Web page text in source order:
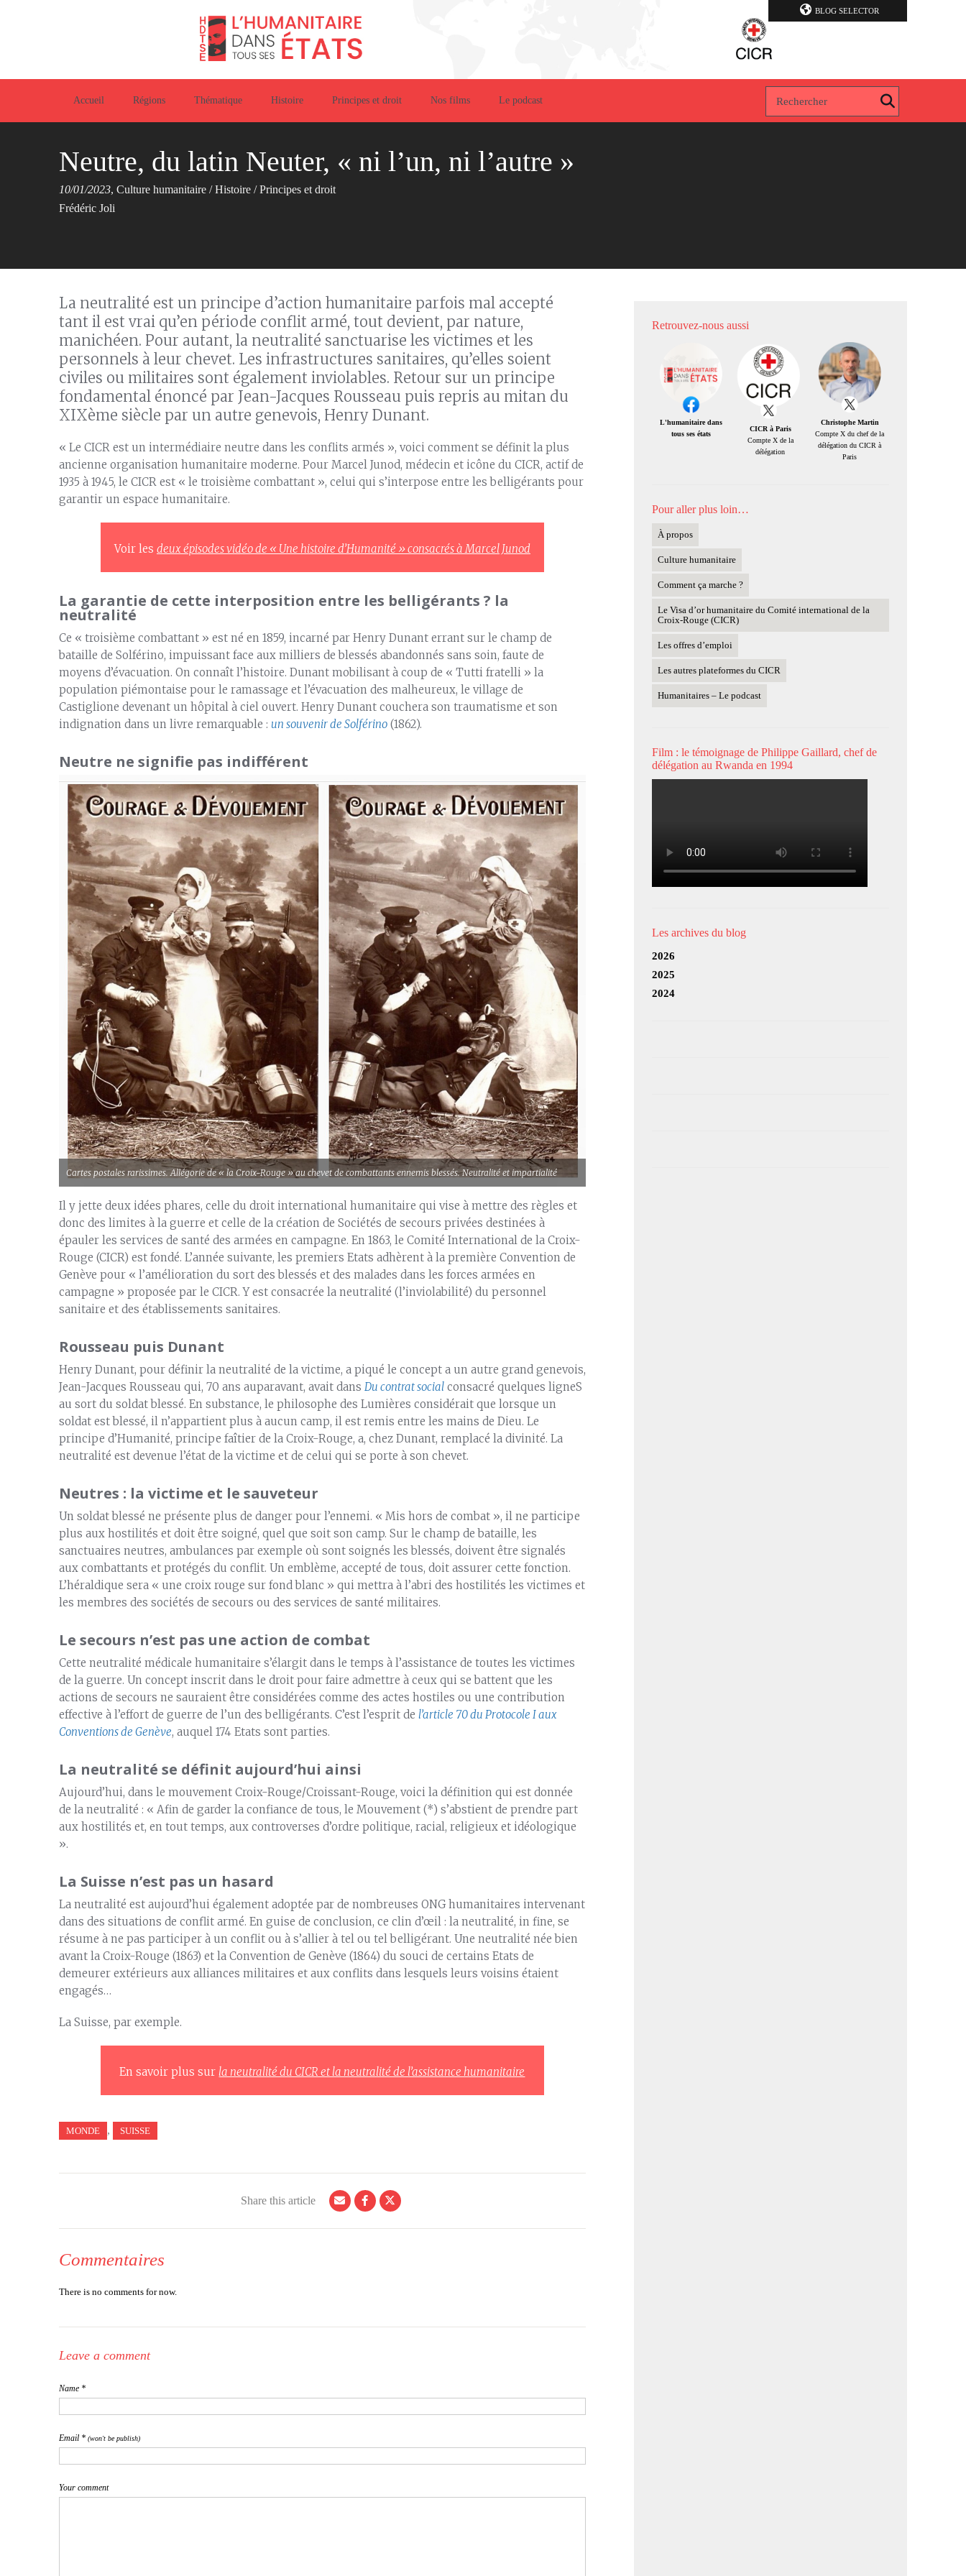
BLOG SELECTOR
Accueil Régions Thématique Histoire Principes et droit Nos films Le podcast
Neutre, du latin Neuter, « ni l’un, ni l’autre »
10/01/2023, Culture humanitaire /Histoire /Principes et droit
Frédéric Joli
La neutralité est un principe d’action humanitaire parfois mal accepté
tant il est vrai qu’en période conflit armé, tout devient, par nature,
manichéen. Pour autant, la neutralité sanctuarise les victimes et les
personnels à leur chevet. Les infrastructures sanitaires, qu’elles soient
civiles ou militaires sont également inviolables. Retour sur un principe
fondamental énoncé par Jean-Jacques Rousseau puis repris au mitan du
XIXème siècle par un autre genevois, Henry Dunant.
« Le CICR est un intermédiaire neutre dans les conflits armés », voici comment se définit la plus
ancienne organisation humanitaire moderne. Pour Marcel Junod, médecin et icône du CICR, actif de
1935 à 1945, le CICR est « le troisième combattant », celui qui s’interpose entre les belligérants pour
garantir un espace humanitaire.
Voir les deux épisodes vidéo de « Une histoire d’Humanité » consacrés à Marcel Junod
La garantie de cette interposition entre les belligérants ? la
neutralité
Ce « troisième combattant » est né en 1859, incarné par Henry Dunant errant sur le champ de
bataille de Solférino, impuissant face aux milliers de blessés abandonnés sans soin, faute de
moyens d’évacuation. On connaît l’histoire. Dunant mobilisant à coup de « Tutti fratelli » la
population piémontaise pour le ramassage et l’évacuation des malheureux, le village de
Castiglione devenant un hôpital à ciel ouvert. Henry Dunant couchera son traumatisme et son
indignation dans un livre remarquable : un souvenir de Solférino (1862).
Neutre ne signifie pas indifférent
Cartes postales rarissimes. Allégorie de « la Croix-Rouge » au chevet de combattants ennemis blessés. Neutralité et impartialité
Il y jette deux idées phares, celle du droit international humanitaire qui vise à mettre des règles et
donc des limites à la guerre et celle de la création de Sociétés de secours privées destinées à
épauler les services de santé des armées en campagne. En 1863, le Comité International de la Croix-
Rouge (CICR) est fondé. L’année suivante, les premiers Etats adhèrent à la première Convention de
Genève pour « l’amélioration du sort des blessés et des malades dans les forces armées en
campagne » proposée par le CICR. Y est consacrée la neutralité (l’inviolabilité) du personnel
sanitaire et des établissements sanitaires.
Rousseau puis Dunant
Henry Dunant, pour définir la neutralité de la victime, a piqué le concept a un autre grand genevois,
Jean-Jacques Rousseau qui, 70 ans auparavant, avait dans Du contrat social consacré quelques ligneS
au sort du soldat blessé. En substance, le philosophe des Lumières considérait que lorsque un
soldat est blessé, il n’appartient plus à aucun camp, il est remis entre les mains de Dieu. Le
principe d’Humanité, principe faîtier de la Croix-Rouge, a, chez Dunant, remplacé la divinité. La
neutralité est devenue l’état de la victime et de celui qui se porte à son chevet.
Neutres : la victime et le sauveteur
Un soldat blessé ne présente plus de danger pour l’ennemi. « Mis hors de combat », il ne participe
plus aux hostilités et doit être soigné, quel que soit son camp. Sur le champ de bataille, les
sanctuaires neutres, ambulances par exemple où sont soignés les blessés, doivent être signalés
aux combattants et protégés du conflit. Un emblème, accepté de tous, doit assurer cette fonction.
L’héraldique sera « une croix rouge sur fond blanc » qui mettra à l’abri des hostilités les victimes et
les membres des sociétés de secours ou des services de santé militaires.
Le secours n’est pas une action de combat
Cette neutralité médicale humanitaire s’élargit dans le temps à l’assistance de toutes les victimes
de la guerre. Un concept inscrit dans le droit pour faire admettre à ceux qui se battent que les
actions de secours ne sauraient être considérées comme des actes hostiles ou une contribution
effective à l’effort de guerre de l’un des belligérants. C’est l’esprit de l’article 70 du Protocole I aux
Conventions de Genève, auquel 174 Etats sont parties.
La neutralité se définit aujourd’hui ainsi
Aujourd’hui, dans le mouvement Croix-Rouge/Croissant-Rouge, voici la définition qui est donnée
de la neutralité : « Afin de garder la confiance de tous, le Mouvement (*) s’abstient de prendre part
aux hostilités et, en tout temps, aux controverses d’ordre politique, racial, religieux et idéologique
».
La Suisse n’est pas un hasard
La neutralité est aujourd’hui également adoptée par de nombreuses ONG humanitaires intervenant
dans des situations de conflit armé. En guise de conclusion, ce clin d’œil : la neutralité, in fine, se
résume à ne pas participer à un conflit ou à s’allier à tel ou tel belligérant. Une neutralité née bien
avant la Croix-Rouge (1863) et la Convention de Genève (1864) du souci de certains Etats de
demeurer extérieurs aux alliances militaires et aux conflits dans lesquels leurs voisins étaient
engagés…
La Suisse, par exemple.
En savoir plus sur la neutralité du CICR et la neutralité de l’assistance humanitaire
MONDE , SUISSE
Share this article
Commentaires
There is no comments for now.
Leave a comment
Name *
Email * (won't be publish)
Your comment
Retrouvez-nous aussi
L'humanitaire dans
tous ses états
CICR à Paris
Compte X de la
délégation
Christophe Martin
Compte X du chef de la
délégation du CICR à
Paris
Pour aller plus loin…
À propos
Culture humanitaire
Comment ça marche ?
Le Visa d’or humanitaire du Comité international de la
Croix-Rouge (CICR)
Les offres d’emploi
Les autres plateformes du CICR
Humanitaires – Le podcast
Film : le témoignage de Philippe Gaillard, chef de
délégation au Rwanda en 1994
Les archives du blog
2026
2025
2024